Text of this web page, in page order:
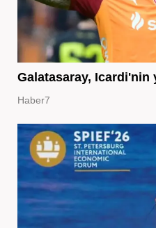
Galatasaray, Icardi'nin
Haber7